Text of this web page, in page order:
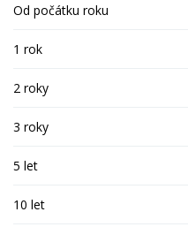
Od počátku roku
1 rok
2 roky
3 roky
5 let
10 let